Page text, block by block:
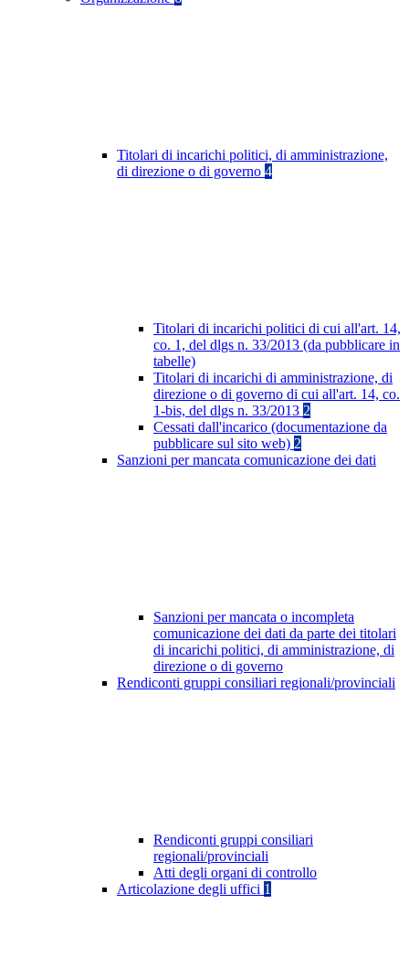
Titolari di incarichi politici, di amministrazione,
di direzione o di governo 4
Titolari di incarichi politici di cui all'art. 14,
co. 1, del dlgs n. 33/2013 (da pubblicare in
tabelle)
Titolari di incarichi di amministrazione, di
direzione o di governo di cui all'art. 14, co.
1-bis, del dlgs n. 33/2013 2
Cessati dall'incarico (documentazione da
pubblicare sul sito web) 2
Sanzioni per mancata comunicazione dei dati
Sanzioni per mancata o incompleta
comunicazione dei dati da parte dei titolari
di incarichi politici, di amministrazione, di
direzione o di governo
Rendiconti gruppi consiliari regionali/provinciali
Rendiconti gruppi consiliari
regionali/provinciali
Atti degli organi di controllo
Articolazione degli uffici 1